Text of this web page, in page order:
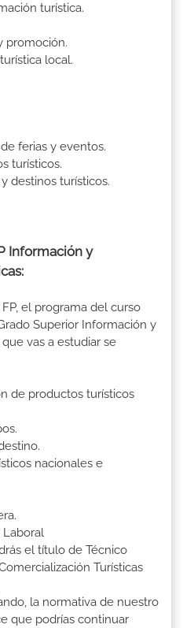
turística.
promoción.
local.
ferias y eventos.
turísticos.
destinos turísticos.
Información y
el programa del curso
Superior Información y
vas a estudiar se
de productos turísticos
nacionales e
el título de Técnico
Turísticas
la normativa de nuestro
que podrías continuar